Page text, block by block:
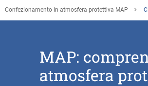
Confezionamento in atmosfera protettiva MAP
MAP:
atmosfera